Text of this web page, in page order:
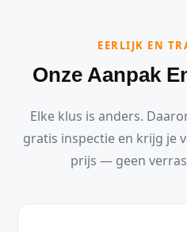
EERLIJK EN
Onze Aanpak
Elke klus is anders.
gratis inspectie en krijg je
prijs — geen